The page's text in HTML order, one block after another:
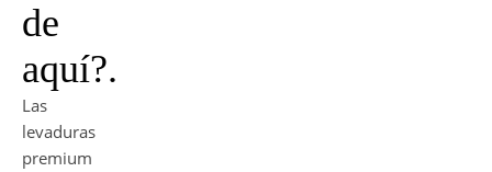
de
aquí?.
Las
levaduras
premium